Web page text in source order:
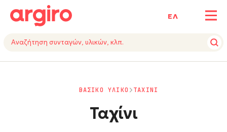
ΕΛ
ΒΑΣΙΚΟ ΥΛΙΚΟ ΤΑΧΙΝΙ
Ταχίνι